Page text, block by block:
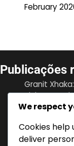
February
Publicações
Granit
clube, Papel
Mario
Impacto na
We respect
Cookies help
deliver